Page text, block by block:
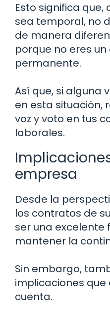
Esto significa
sea temporal, no
de manera
porque no eres
permanente.
Así que, si alguna
en esta situación,
voz y voto en tus
laborales.
empresa
Desde la
los contratos de
ser una excelente
mantener la
Sin embargo,
implicaciones
cuenta.